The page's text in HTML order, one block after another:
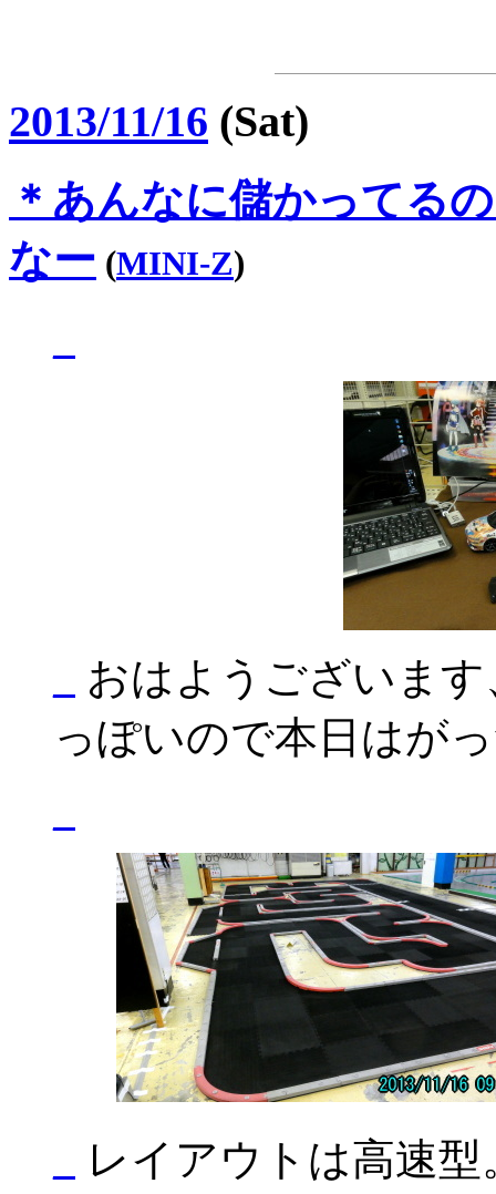
2013/11/16 (Sat)
＊ あんなに儲かってる
なー (MINI-Z)
おはようございま
っぽいので本日はが
レイアウトは高速